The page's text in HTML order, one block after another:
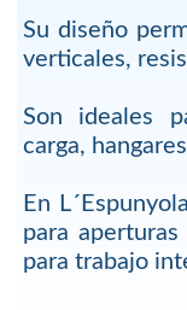
Su diseño
verticales,
Son ideales
carga,
En
para
para trabajo